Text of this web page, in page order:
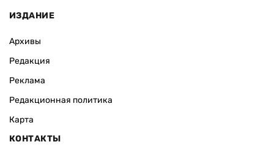
ИЗДАНИЕ
Архивы
Редакция
Реклама
Редакционная политика
Карта
КОНТАКТЫ